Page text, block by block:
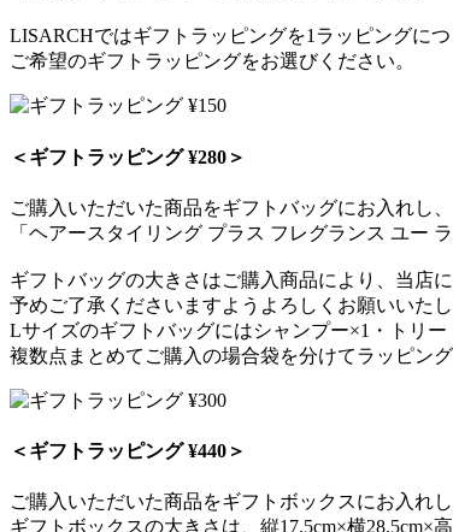
LISARCHではギフトラッピングを1ラッピングに
ご希望のギフトラッピングをお選びください。
＜ギフトラッピング ¥280＞
ご購入いただいた商品をギフトバッグにお入れし
「ヘアースタイリング プラス フレグランス ユー
ギフトバッグの大きさはご購入商品により、当店
予めご了承くださいますようよろしくお願いいたし
Lサイズのギフトバッグにはシャンプー×1・トリ
複数点まとめてご購入の場合袋を分けてラッピン
＜ギフトラッピング ¥440＞
ご購入いただいた商品をギフトボックスにお入れ
ギフトボックスの大きさは、縦17.5cm×横28.5cm×高